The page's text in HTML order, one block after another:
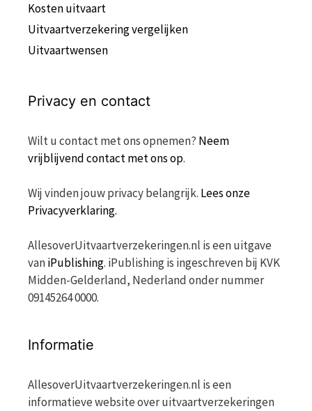
Kosten uitvaart
Uitvaartverzekering vergelijken
Uitvaartwensen
Privacy en contact
Wilt u contact met ons opnemen? Neem
vrijblijvend contact met ons op.
Wij vinden jouw privacy belangrijk. Lees onze
Privacyverklaring.
AllesoverUitvaartverzekeringen.nl is een uitgave
vaniPublishing. iPublishing is ingeschreven bij KVK
Midden-Gelderland, Nederland onder nummer
09145264 0000.
Informatie
AllesoverUitvaartverzekeringen.nl is een
informatieve website over uitvaartverzekeringen